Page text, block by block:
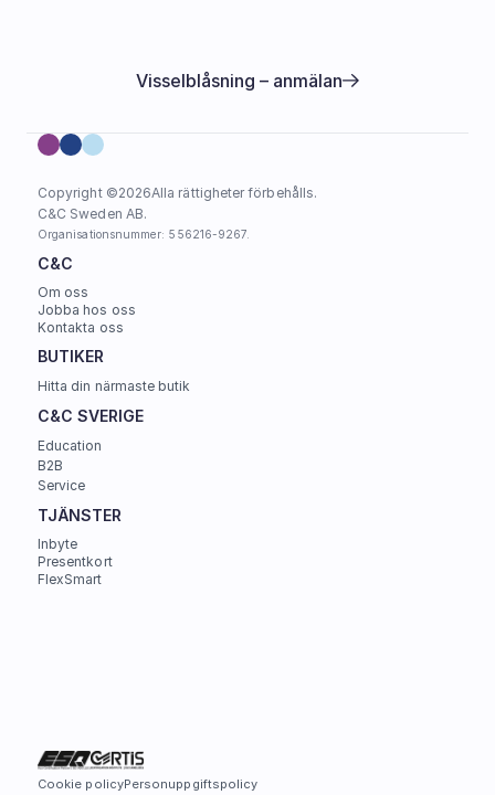
Visselblåsning – anmälan
Copyright ©2026Alla rättigheter förbehålls.
C&C Sweden AB.
Organisationsnummer: 556216-9267.
C&C
Om oss
Jobba hos oss
Kontakta oss
BUTIKER
Hitta din närmaste butik
C&C SVERIGE
Education
B2B
Service
TJÄNSTER
Inbyte
Presentkort
FlexSmart
Cookie policyPersonuppgiftspolicy